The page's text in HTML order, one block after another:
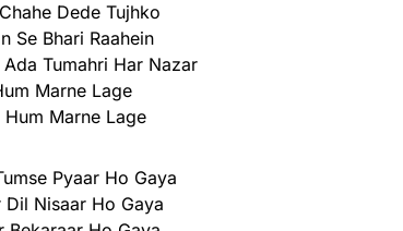
Dede Tujhko
Se Bhari Raahein
Tumahri Har Nazar
Marne Lage
Hum Marne Lage
Pyaar Ho Gaya
Dil Nisaar Ho Gaya